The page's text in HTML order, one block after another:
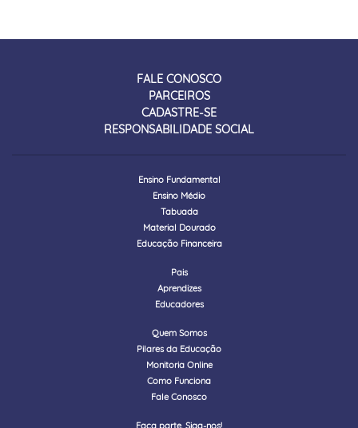
FALE CONOSCO
PARCEIROS
CADASTRE-SE
RESPONSABILIDADE SOCIAL
Ensino Fundamental
Ensino Médio
Tabuada
Material Dourado
Educação Financeira
Pais
Aprendizes
Educadores
Quem Somos
Pilares da Educação
Monitoria Online
Como Funciona
Fale Conosco
Faça parte. Siga-nos!